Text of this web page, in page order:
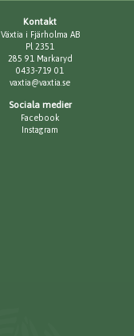
Kontakt
Växtia i Fjärholma AB
Pl 2351
285 91 Markaryd
0433-719 01
vaxtia@vaxtia.se
Sociala medier
Facebook
Instagram